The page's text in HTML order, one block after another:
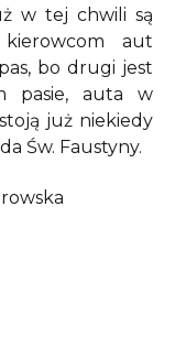
w tej chwili są
aut
bo drugi jest
pasie, auta w
już niekiedy
Św. Faustyny.